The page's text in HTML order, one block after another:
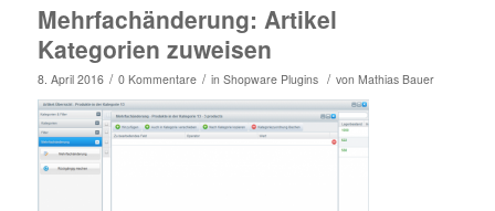
Mehrfachänderung: Artikel
Kategorien zuweisen
8. April 2016 / 0 Kommentare / in Shopware Plugins / von Mathias Bauer